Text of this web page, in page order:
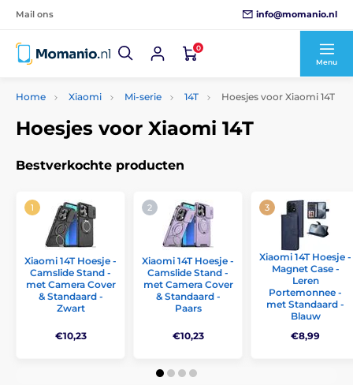
Mail ons info@momanio.nl
0
Menu
Home Xiaomi Mi-serie 14T Hoesjes voor Xiaomi 14T
Hoesjes voor Xiaomi 14T
Bestverkochte producten
Xiaomi 14T Hoesje -
Camslide Stand -
met Camera Cover
& Standaard -
Zwart
€10,23
Xiaomi 14T Hoesje -
Camslide Stand -
met Camera Cover
& Standaard -
Paars
€10,23
Xiaomi 14T Hoesje -
Magnet Case -
Leren
Portemonnee -
met Standaard -
Blauw
€8,99